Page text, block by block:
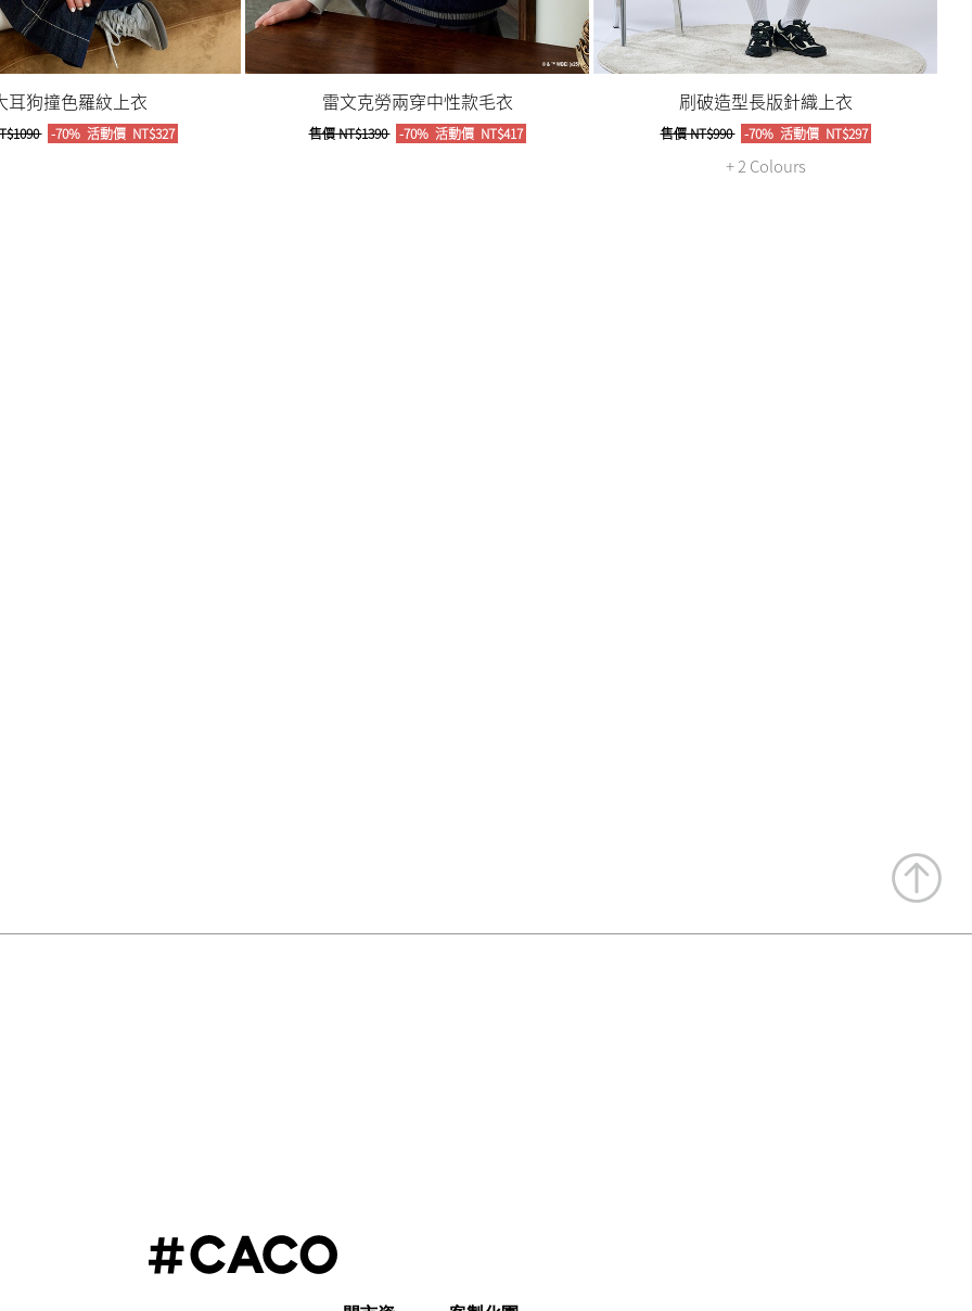
耳狗撞色羅紋上衣
-70% 活動價NT$327
雷文克勞兩穿中性款毛衣
售價NT$1390 -70% 活動價NT$417
刷破造型長版針織上衣
售價NT$990 -70% 活動價NT$297
+ 2 Colours